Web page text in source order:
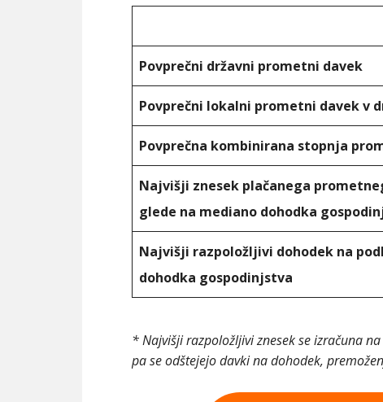
Povprečni državni prometni davek
Povprečni lokalni prometni davek v
Povprečna kombinirana stopnja
Najvišji znesek plačanega
glede na mediano dohodka
Najvišji razpoložljivi dohodek na
dohodka gospodinjstva
* Najvišji razpoložljivi znesek se izračuna
pa se odštejejo davki na dohodek,